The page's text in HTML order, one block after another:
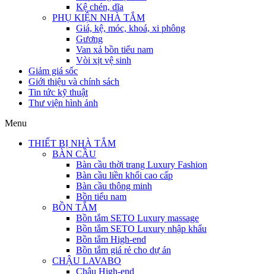
Kệ chén, dĩa
PHỤ KIỆN NHÀ TẮM
Giá, kệ, móc, khoá, xi phông
Gương
Van xả bồn tiểu nam
Vòi xịt vệ sinh
Giảm giá sốc
Giới thiệu và chính sách
Tin tức kỹ thuật
Thư viện hình ảnh
Menu
THIẾT BỊ NHÀ TẮM
BÀN CẦU
Bàn cầu thời trang Luxury Fashion
Bàn cầu liền khối cao cấp
Bàn cầu thông minh
Bồn tiểu nam
BỒN TẮM
Bồn tắm SETO Luxury massage
Bồn tắm SETO Luxury nhập khẩu
Bồn tắm High-end
Bồn tắm giá rẻ cho dự án
CHẬU LAVABO
Chậu High-end